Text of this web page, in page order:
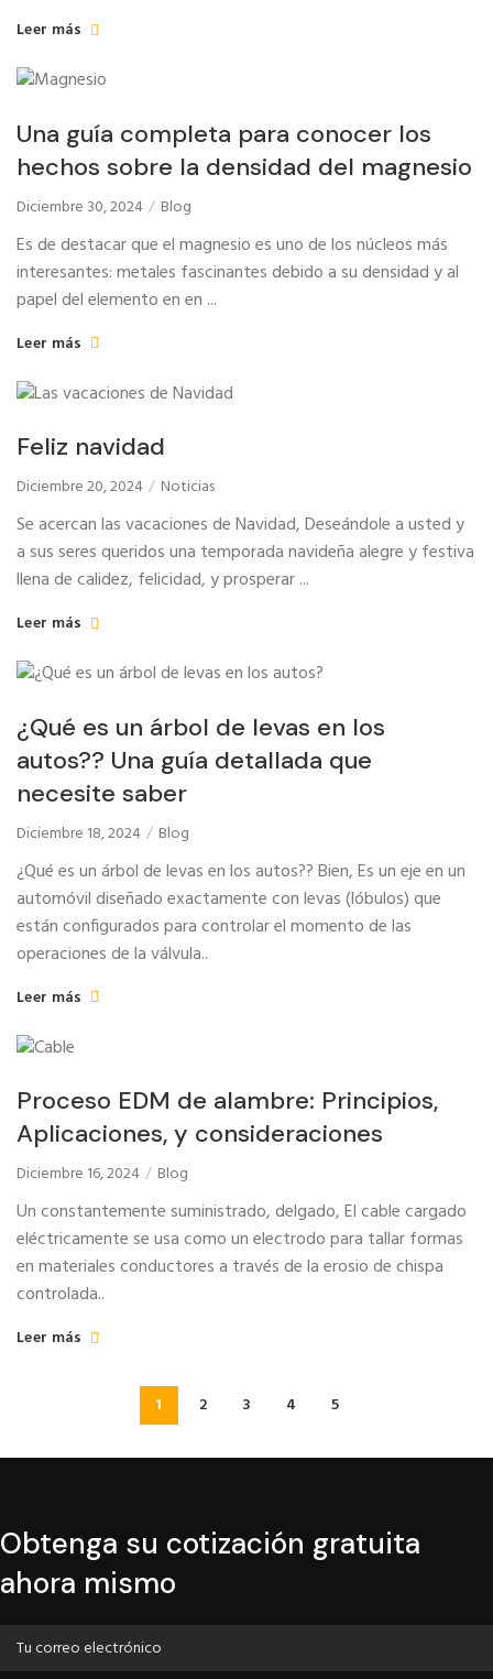
Leer más
Una guía completa para conocer los
hechos sobre la densidad del magnesio
Diciembre 30, 2024 Blog
Es de destacar que el magnesio es uno de los núcleos más
interesantes: metales fascinantes debido a su densidad y al
papel del elemento en en ...
Leer más
Feliz navidad
Diciembre 20, 2024 Noticias
Se acercan las vacaciones de Navidad, Deseándole a usted y
a sus seres queridos una temporada navideña alegre y festiva
llena de calidez, felicidad, y prosperar ...
Leer más
¿Qué es un árbol de levas en los
autos?? Una guía detallada que
necesite saber
Diciembre 18, 2024 Blog
¿Qué es un árbol de levas en los autos?? Bien, Es un eje en un
automóvil diseñado exactamente con levas (lóbulos) que
están configurados para controlar el momento de las
operaciones de la válvula..
Leer más
Proceso EDM de alambre: Principios,
Aplicaciones, y consideraciones
Diciembre 16, 2024 Blog
Un constantemente suministrado, delgado, El cable cargado
eléctricamente se usa como un electrodo para tallar formas
en materiales conductores a través de la erosio de chispa
controlada..
Leer más
1 2 3 4 5
Obtenga su cotización gratuita
ahora mismo